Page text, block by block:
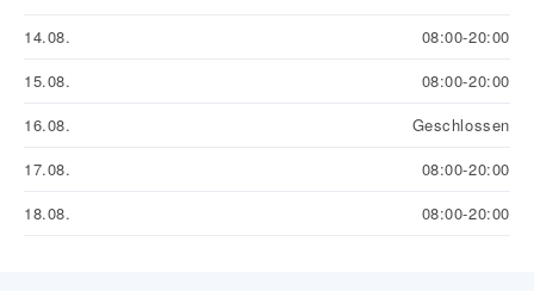
14.08.
08:00-20:00
15.08.
08:00-20:00
16.08.
Geschlossen
17.08.
08:00-20:00
18.08.
08:00-20:00